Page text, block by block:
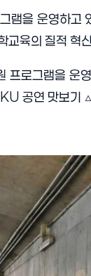
을 운영하고
의 질적 혁신
프로그램을 운
공연 맛보기